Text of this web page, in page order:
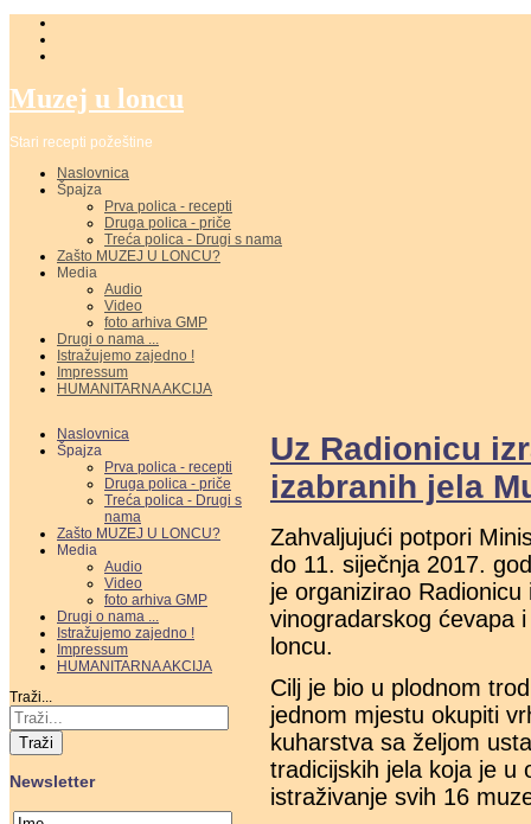
Muzej u loncu
Stari recepti požeštine
Naslovnica
Špajza
Prva polica - recepti
Druga polica - priče
Treća polica - Drugi s nama
Zašto MUZEJ U LONCU?
Media
Audio
Video
foto arhiva GMP
Drugi o nama ...
Istražujemo zajedno !
Impressum
HUMANITARNA AKCIJA
Naslovnica
Špajza
Prva polica - recepti
Druga polica - priče
Treća polica - Drugi s
nama
Zašto MUZEJ U LONCU?
Media
Audio
Video
foto arhiva GMP
Drugi o nama ...
Istražujemo zajedno !
Impressum
HUMANITARNA AKCIJA
Traži...
Traži
Newsletter
Uz Radionicu
izabranih jela
Zahvaljujući potpori
do 11. siječnja 2017.
je organizirao
vinogradarskog ćevapa
loncu.
Cilj je bio u plodnom
jednom mjestu okupiti
kuharstva sa željom
tradicijskih jela koja je u
istraživanje svih 16